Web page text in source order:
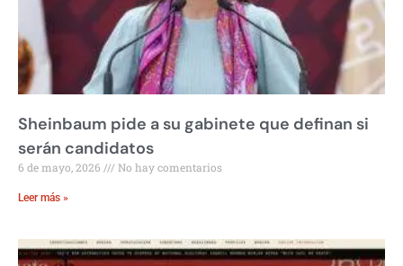
Sheinbaum pide a su gabinete que definan si
serán candidatos
6 de mayo, 2026 No hay comentarios
Leer más »